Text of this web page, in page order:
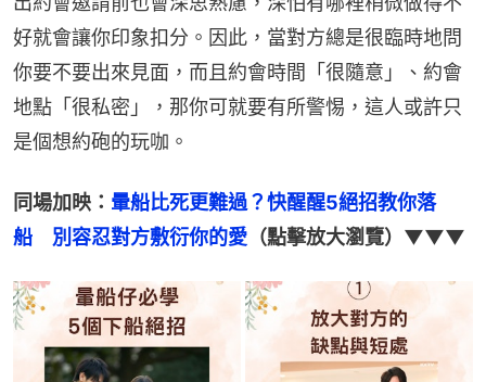
好就會讓你印象扣分。因此，當對方總是很臨時地問
你要不要出來見面，而且約會時間「很隨意」、約會
地點「很私密」，那你可就要有所警惕，這人或許只
是個想約砲的玩咖。
同場加映： 暈船比死更難過？快醒醒5絕招教你落
船　別容忍對方敷衍你的愛 （點擊放大瀏覽）▼▼▼